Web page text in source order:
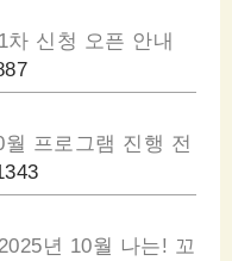
신청 오픈 안내
프로그램 진행 전 사
년 10월 나는! 꼬마